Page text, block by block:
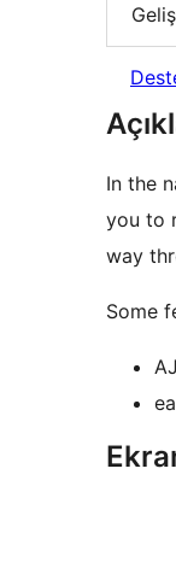
In the
you to
way
Some